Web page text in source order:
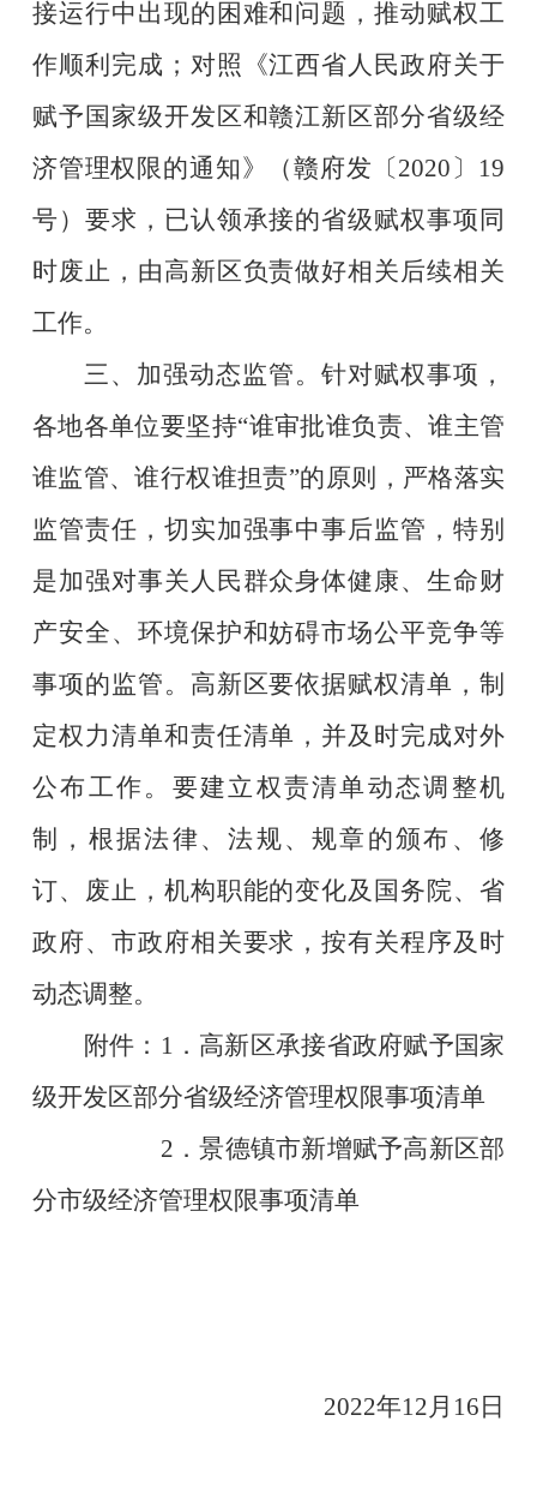
接运行中出现的困难和问题，推动赋权工
作顺利完成；对照《江西省人民政府关于
赋予国家级开发区和赣江新区部分省级经
济管理权限的通知》（赣府发〔2020 〕 19
号）要求，已认领承接的省级赋权事项同
时废止，由高新区负责做好相关后续相关
工作。
三、加强动态监管。针对赋权事项，
各地各单位要坚持“谁审批谁负责、谁主管
谁监管、谁行权谁担责”的原则，严格落实
监管责任，切实加强事中事后监管，特别
是加强对事关人民群众身体健康、生命财
产安全、环境保护和妨碍市场公平竞争等
事项的监管。 高新区要依据赋权清单，制
定权力清单和责任清单，并及时完成对外
公布工作。要建立权责清单动态调整机
制，根据法律、法规、规章的颁布、修
订、废止，机构职能的变化及国务院、省
政府、市政府相关要求，按有关程序及时
动态调整。
附件： 1 ． 高新区承接省政府赋予国家
级开发区部分省级经济管理权限事项清单
2 ．景德镇市新增赋予高新区部
分市级经济管理权限事项清单
2022年12月 16 日